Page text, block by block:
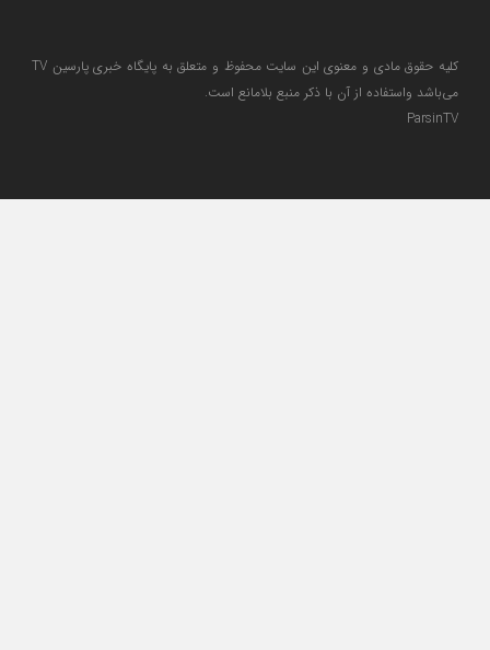
کلیه حقوق مادی و معنوی این سایت محفوظ و متعلق به پایگاه خبری پارسین TV
می‌باشد واستفاده از آن با ذکر منبع بلامانع است.
ParsinTV